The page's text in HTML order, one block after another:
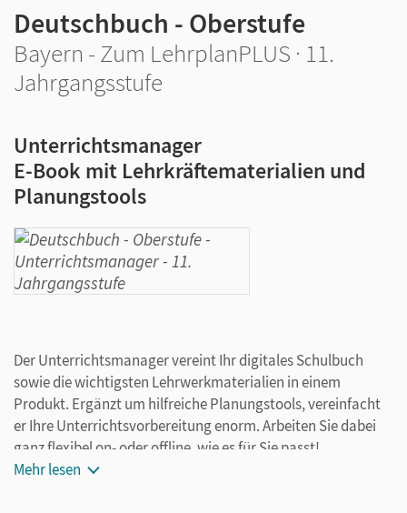
Deutschbuch - Oberstufe
Bayern - Zum LehrplanPLUS · 11.
Jahrgangsstufe
Unterrichtsmanager
E-Book mit Lehrkräftematerialien und
Planungstools
Der Unterrichtsmanager vereint Ihr digitales Schulbuch
sowie die wichtigsten Lehrwerkmaterialien in einem
Produkt. Ergänzt um hilfreiche Planungstools, vereinfacht
er Ihre Unterrichtsvorbereitung enorm. Arbeiten Sie dabei
ganz flexibel on- oder offline, wie es für Sie passt!
Ihr Unterrichtsmanager enthält:
Mehr lesen